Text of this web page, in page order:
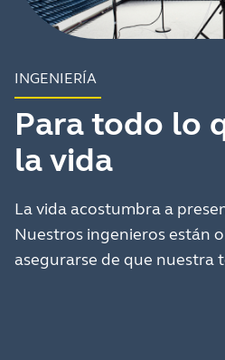
INGENIERÍA
Para todo lo
la vida
La vida acostumbra a
Nuestros ingenieros están
asegurarse de que nuestra